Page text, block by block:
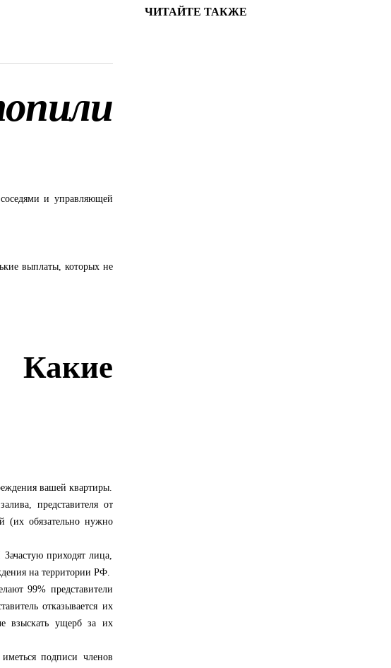
и управляющей
выплаты, которых не
Какие
вашей квартиры.
представителя от
(их обязательно нужно
приходят лица,
на территории РФ.
99% представители
отказывается их
взыскать ущерб за их
подписи членов
ЧИТАЙТЕ ТАКЖЕ